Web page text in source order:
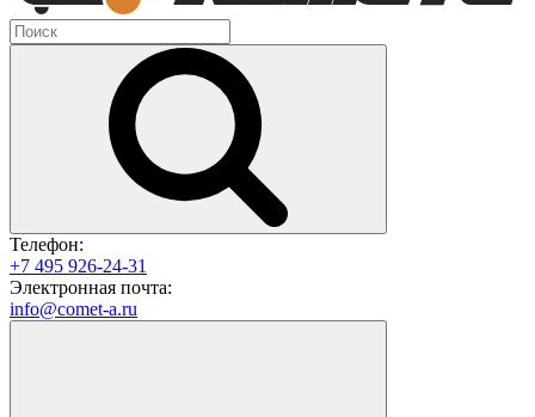
Телефон:
+7 495 926-24-31
Электронная почта:
info@comet-a.ru